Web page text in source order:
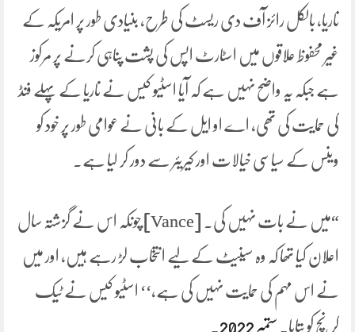
ناریا، بالکل رائز آف دی ریسٹ کی طرح، بنیادی طور پر امریکہ کے
غیر محفوظ علاقوں میں اسٹارٹ اپس کی پشت پناہی کرنے پر مرکوز
ہے جبکہ یہ واضح نہیں ہے کہ آیا اسٹیو کیس نے ناریا کے پہلے فنڈ
کی حمایت کی تھی، اے او ایل کے بانی نے عوامی طور پر خود کو
وینس کے سیاسی خیالات اور کیریئر سے دور کر لیا ہے۔
“میں نے بات نہیں کی۔ [Vance] چونکہ اس نے گزشتہ سال
اعلان کیا تھا کہ وہ سینیٹ کے لیے انتخاب لڑ رہے ہیں، اور میں
نے اس مہم کی حمایت نہیں کی ہے،‘‘ اسٹیو کیس نے ٹیک
کرنچ کو بتایا۔ ستمبر 2022